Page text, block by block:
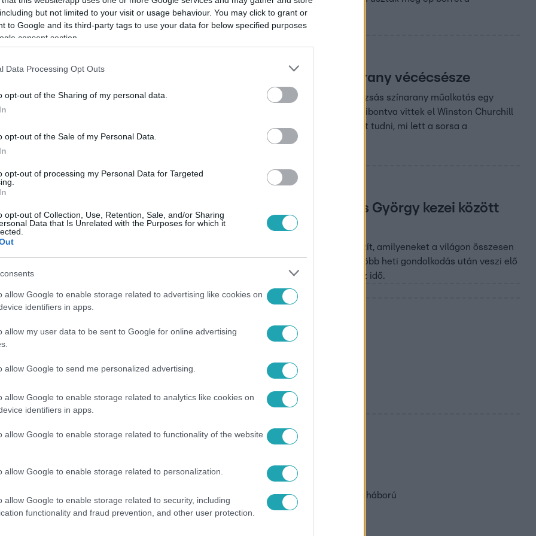
but not limited to your visit or usage behaviour. You may click to grant or
to Google and its third-party tags to use your data for below specified purposes
consent section.
Data Processing Opt Outs
opt-out of the Sharing of my personal data.
opt-out of the Sale of my Personal Data.
opt-out of processing my Personal Data for Targeted
opt-out of Collection, Use, Retention, Sale, and/or Sharing
Data that Is Unrelated with the Purposes for which it
allow Google to enable storage related to advertising like cookies on
identifiers in apps.
allow my user data to be sent to Google for online advertising
allow Google to send me personalized advertising.
allow Google to enable storage related to analytics like cookies on
identifiers in apps.
allow Google to enable storage related to functionality of the website
allow Google to enable storage related to personalization.
allow Google to enable storage related to security, including
functionality and fraud prevention, and other user protection.
összetákolt szerkezetben is kár keletkezett.
hova tűnt a Churchill szülőhelyéről ellopott színarany vécécsésze
után vádat emeltek a világ leghíresebb vécécsészéjének elrablása miatt. Bár a mázsás színarany műalkotás egy
látogatói a hagyományos célokra is használhatták. Ám egy éjszaka a falból kibontva vittek el Winston Churchill
mellékhelyiségből, ahol mindössze két nappal korábban állították ki. Máig nem lehet tudni, mi lett a sorsa a
hogy aranyrögökké vált.
be lehet fejezni, de egy szobor sosincs kész” – Majoros György kezei között
az acéldrótok
acél is megszelídül és új életre kel Majoros György kezei között. Olyan szobrokat készít, amilyeneket a világon összesen
Ő viszont meg is festi alkotásait, így lesznek egyedülállóak a munkái. A művész több heti gondolkodás után veszi elő
és kezd alkotni. Azt mondja, amikor igazán elmerül a munkában, kiesik nála az idő.
építette meg
t egy brit művész
dolgozók előtt akar tisztelegni a
kutató csoport egy SS-tiszt által írt levél alapján
újabb náci kincseket
ennek a levélnek az átadásával szeretnék enyhíteni Németország második világháború